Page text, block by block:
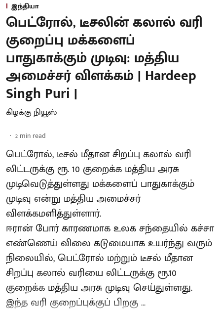
இந்தியா
பெட்ரோல், டீசலின் கலால் வரி
குறைப்பு மக்களைப்
பாதுகாக்கும் முடிவு: மத்திய
அமைச்சர் விளக்கம் | Hardeep
Singh Puri |
கிழக்கு நியூஸ்
2 min read
பெட்ரோல், டீசல் மீதான சிறப்பு கலால் வரி
லிட்டருக்கு ரூ. 10 குறைக்க மத்திய அரசு
முடிவெடுத்துள்ளது மக்களைப் பாதுகாக்கும்
முடிவு என்று மத்திய அமைச்சர்
விளக்கமளித்துள்ளார்.
ஈரான் போர் காரணமாக உலக சந்தையில் கச்சா
எண்ணெய் விலை கடுமையாக உயர்ந்து வரும்
நிலையில், பெட்ரோல் மற்றும் டீசல் மீதான
சிறப்பு கலால் வரியை லிட்டருக்கு ரூ.10
குறைக்க மத்திய அரசு முடிவு செய்துள்ளது.
இந்த வரி குறைப்புக்குப் பிறகு ...